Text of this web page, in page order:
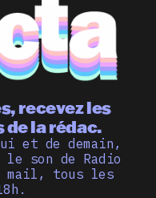
recevez les
la rédac.
et de demain,
son de Radio
mail, tous les